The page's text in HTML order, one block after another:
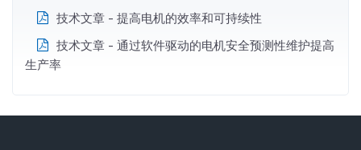
技术文章 - 提高电机的效率和可持续性
技术文章 - 通过软件驱动的电机安全预测性维护提高
生产率